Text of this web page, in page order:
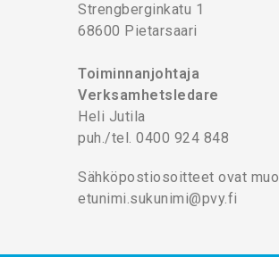
Strengberginkatu 1
68600 Pietarsaari
Toiminnanjohtaja
Verksamhetsledare
Heli Jutila
puh./tel. 0400 924 848
Sähköpostiosoitteet ovat
etunimi.sukunimi@pvy.fi